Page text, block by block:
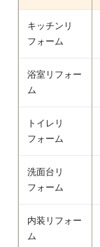
キッチンリ
フォーム
浴室リフォー
ム
トイレリ
フォーム
洗面台リ
フォーム
内装リフォー
ム